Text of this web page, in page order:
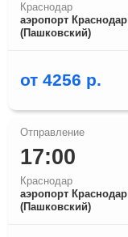
Краснодар
аэропорт Краснодар
(Пашковский)
от 4256 р.
17:00
Краснодар
аэропорт Краснодар
(Пашковский)